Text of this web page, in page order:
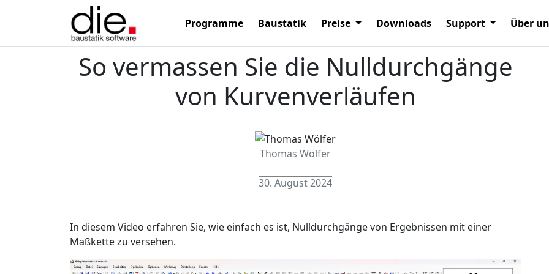
Programme Baustatik Preise Downloads Support Über
So vermassen Sie die Nulldurchgänge
von Kurvenverläufen
Thomas Wölfer
30. August 2024
In diesem Video erfahren Sie, wie einfach es ist, Nulldurchgänge von Ergebnissen mit einer
Maßkette zu versehen.